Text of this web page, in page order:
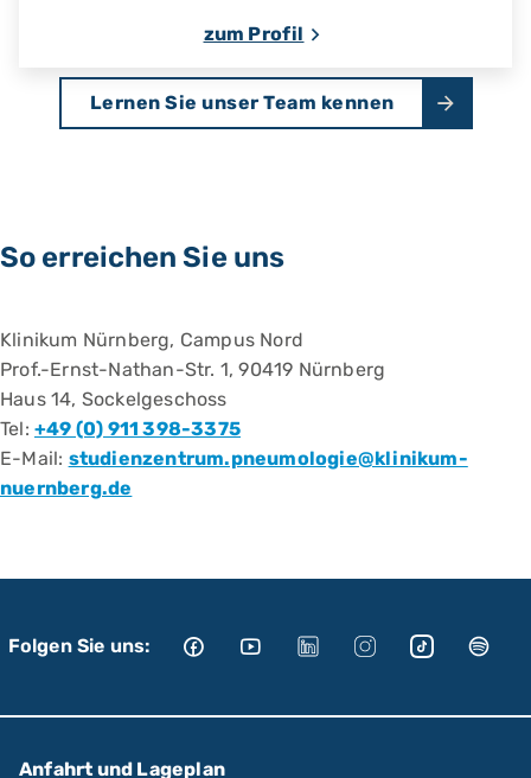
zum Profil
Lernen Sie unser Team kennen
So erreichen Sie uns
Klinikum Nürnberg, Campus Nord
Prof.-Ernst-Nathan-Str. 1, 90419 Nürnberg
Haus 14, Sockelgeschoss
Tel: +49 (0) 911 398-3375
E-Mail: studienzentrum.pneumologie@klinikum-
nuernberg.de
Folgen Sie uns:
Anfahrt und Lageplan